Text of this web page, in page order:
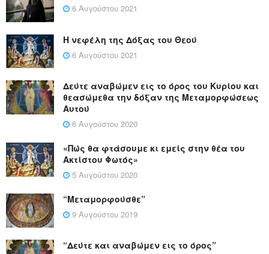
6 Αυγούστου 2021
Η νεφέλη της Δόξας του Θεού
6 Αυγούστου 2021
Δεύτε αναβώμεν εις το όρος του Κυρίου και
θεασώμεθα την δόξαν της Μεταμορφώσεως
Αυτού
6 Αυγούστου 2020
«Πώς θα φτάσουμε κι εμείς στην θέα του
Ακτίστου Φωτός»
5 Αυγούστου 2020
“Μεταμορφούσθε”
9 Αυγούστου 2019
“Δεύτε και αναβώμεν εις το όρος”